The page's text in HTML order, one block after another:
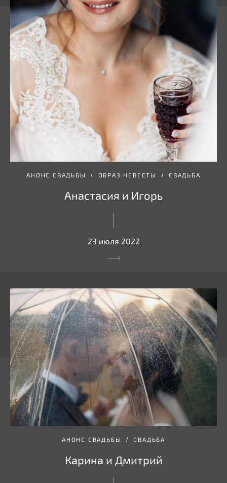
АНОНС СВАДЬБЫ ОБРАЗ НЕВЕСТЫ СВАДЬБА
Анастасия и Игорь
23 июля 2022
АНОНС СВАДЬБЫ СВАДЬБА
Карина и Дмитрий